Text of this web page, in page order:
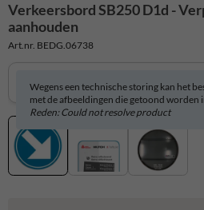
Verkeersbord SB250 D1d -
aanhouden
Art.nr. BEDG.06738
Wegens een technische storing kan het
met de afbeeldingen die getoond worden
Reden: Could not resolve product